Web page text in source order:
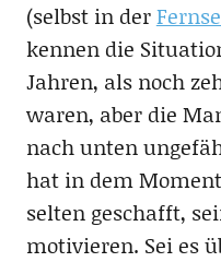
(selbst in der
kennen die
Jahren, als noch
waren, aber die
nach unten
hat in dem
selten geschafft,
motivieren. Sei es